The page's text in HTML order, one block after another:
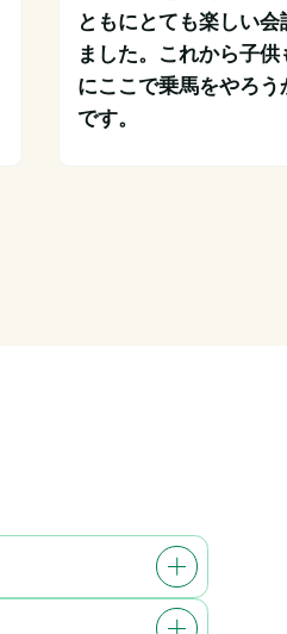
ともにとても楽しい会
ました。これから子
にここで乗馬をやろう
です。